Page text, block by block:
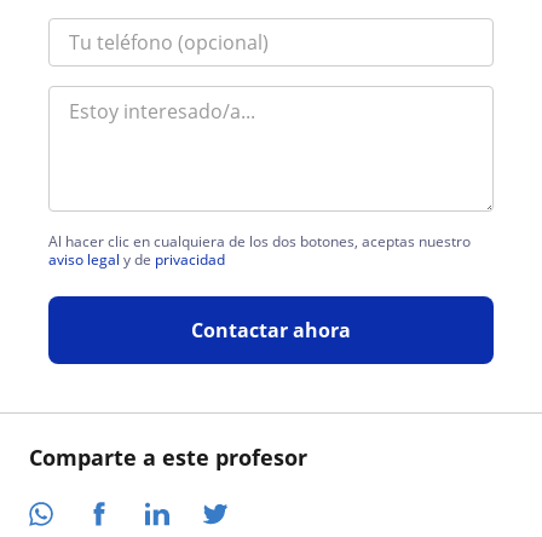
Comparte a este profesor
Al hacer clic en cualquiera de los dos botones, aceptas nuestro
aviso legal y de privacidad
Contactar ahora